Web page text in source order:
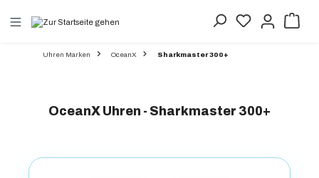
Uhren Marken OceanX Sharkmaster 300+
OceanX Uhren - Sharkmaster 300+